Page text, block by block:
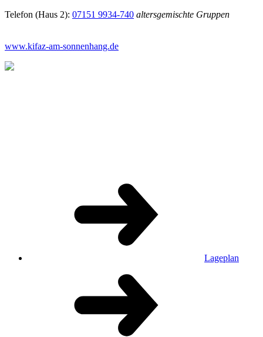
Telefon (Haus 2): 07151 9934-740 altersgemischte Gruppen
www.kifaz-am-sonnenhang.de
Lageplan